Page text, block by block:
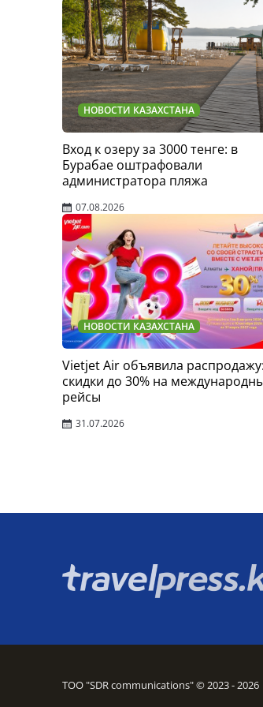
НОВОСТИ КАЗАХСТАНА
Вход к озеру за 3000 тенге: в
Бурабае оштрафовали
администратора пляжа
07.08.2026
НОВОСТИ КАЗАХСТАНА
Vietjet Air объявила распродажу:
скидки до 30% на
рейсы
31.07.2026
ТОО "SDR communications" © 2023 - 2026